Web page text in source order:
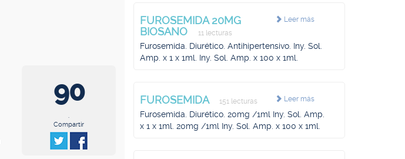
90
.
Compartir
Leer más
FUROSEMIDA 20MG
BIOSANO
11 lecturas
Furosemida. Diurético. Antihipertensivo. Iny. Sol.
Amp. x 1 x 1ml. Iny. Sol. Amp. x 100 x 1ml.
Leer más
FUROSEMIDA 151 lecturas
Furosemida. Diurético. 20mg /1ml Iny. Sol. Amp.
x 1 x 1ml. 20mg /1ml Iny. Sol. Amp. x 100 x 1ml.